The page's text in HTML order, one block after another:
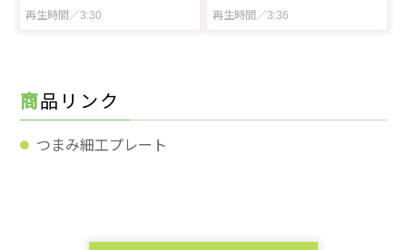
再生時間／3:30 再生時間／3:36
商品リンク
つまみ細工プレート